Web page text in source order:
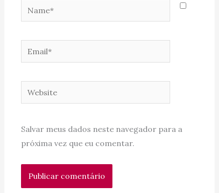
Name*
Email*
Website
Salvar meus dados neste navegador para a
próxima vez que eu comentar.